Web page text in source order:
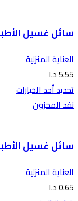
سائل غسيل
العناية المنزلية
5.55د.ا
تحديد أحد الخيارات
نفد المخزون
سائل غسيل الأطباق
العناية المنزلية
0.65د.ا